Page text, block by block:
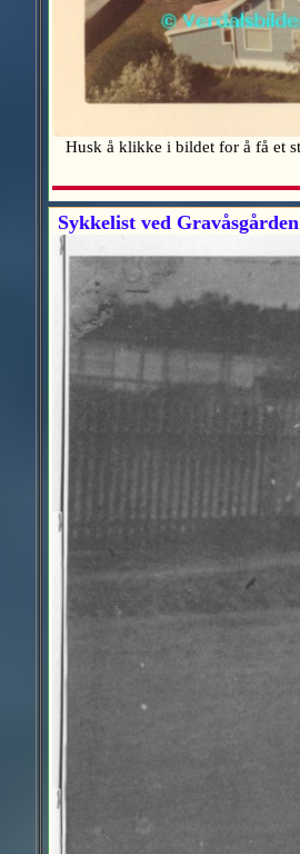
Husk å klikke i bildet for å få et
Sykkelist ved